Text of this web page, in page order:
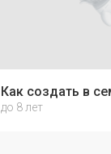
Как создать в
до 8 лет